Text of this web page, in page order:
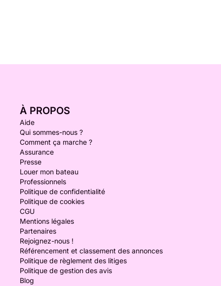
À PROPOS
Aide
Qui sommes-nous ?
Comment ça marche ?
Assurance
Presse
Louer mon bateau
Professionnels
Politique de confidentialité
Politique de cookies
CGU
Mentions légales
Partenaires
Rejoignez-nous !
Référencement et classement des annonces
Politique de règlement des litiges
Politique de gestion des avis
Blog